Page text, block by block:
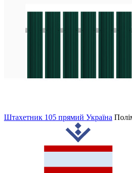
Штахетник 105 прямий Україна